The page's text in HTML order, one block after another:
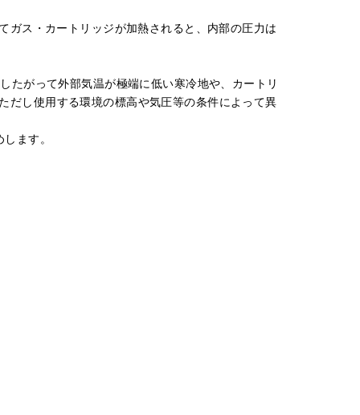
ガス・カートリッジが加熱されると、内部の圧力は
たがって外部気温が極端に低い寒冷地や、カートリ
だし使用する環境の標高や気圧等の条件によって異
ます。